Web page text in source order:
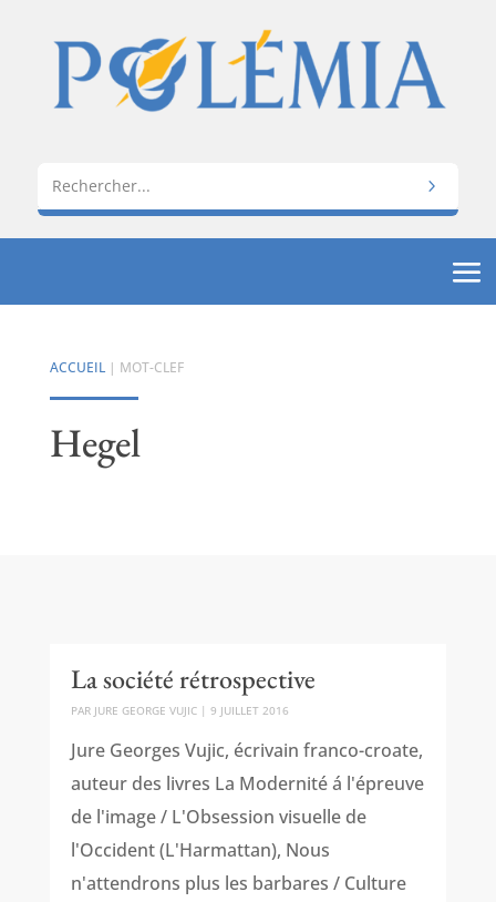
ACCUEIL| MOT-CLEF
Hegel
La société rétrospective
PAR JURE GEORGE VUJIC| 9 JUILLET 2016
Jure Georges Vujic, écrivain franco-croate,
auteur des livres La Modernité á l'épreuve
de l'image / L'Obsession visuelle de
l'Occident (L'Harmattan), Nous
n'attendrons plus les barbares / Culture